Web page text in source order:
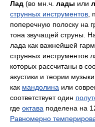
Лад (во мн.ч. лады или
струнных инструментов,
поперечную полоску на
тона звучащей струны.
лада как важнейшей
струнных инструментов
которых рассчитаны в
акустики и теории
как мандолина или
соответствует один
где октава поделена на
Равномерно